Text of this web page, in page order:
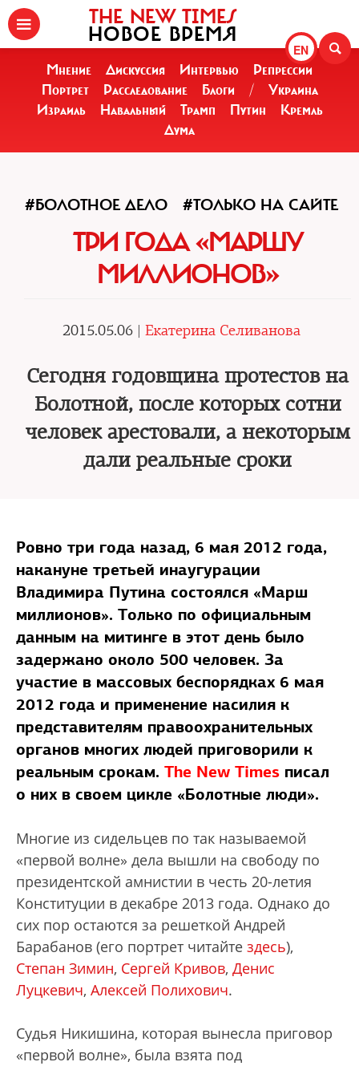
EN
THE NEW TIMES
НОВОЕ ВРЕМЯ
Мнение Дискуссия Интервью
Репрессии
Портрет
Расследование Блоги /
Украина
Израиль
Навальный Трамп Путин
Кремль
Дума
#БОЛОТНОЕ ДЕЛО #ТОЛЬКО НА САЙТЕ
ТРИ ГОДА «МАРШУ
МИЛЛИОНОВ»
2015.05.06 | Екатерина Селиванова
Сегодня годовщина протестов на
Болотной, после которых сотни
человек арестовали, а некоторым
дали реальные сроки
Ровно три года назад, 6 мая 2012 года,
накануне третьей инаугурации
Владимира Путина состоялся «Марш
миллионов». Только по официальным
данным на митинге в этот день было
задержано около 500 человек. За
участие в массовых беспорядках 6 мая
2012 года и применение насилия к
представителям правоохранительных
органов многих людей приговорили к
реальным срокам. The New Times писал
о них в своем цикле «Болотные люди».
Многие из сидельцев по так называемой
«первой волне» дела вышли на свободу по
президентской амнистии в честь 20-летия
Конституции в декабре 2013 года. Однако до
сих пор остаются за решеткой Андрей
Барабанов (его портрет читайте здесь),
Степан Зимин, Сергей Кривов, Денис
Луцкевич, Алексей Полихович.
Судья Никишина, которая вынесла приговор
«первой волне», была взята под